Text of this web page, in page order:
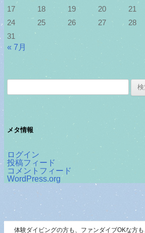
17
18 19 20 21
24
25 26 27 28
31
« 7月
メタ情報
ログイン
投稿フィード
コメントフィード
WordPress.org
体験ダイビングの方も、ファンダイブOKな方